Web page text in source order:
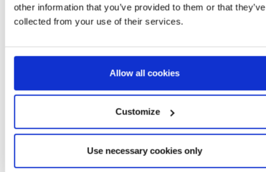
other information that you’ve provided to them or that they’ve
collected from your use of their services.
Allow all cookies
Customize
Use necessary cookies only
CURTAMOCHILA INFANTIL 3D BONÉ BASEBALL